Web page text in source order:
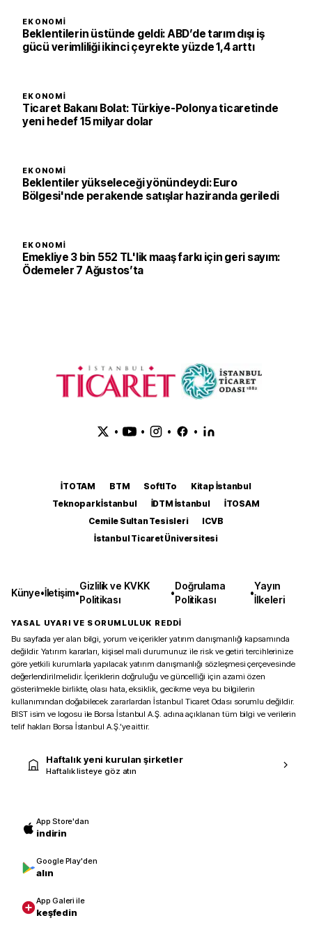
EKONOMI
Beklentilerin üstünde geldi: ABD’de tarım dışı iş
gücü verimliliği ikinci çeyrekte yüzde 1,4 arttı
EKONOMI
Ticaret Bakanı Bolat: Türkiye-Polonya ticaretinde
yeni hedef 15 milyar dolar
EKONOMI
Beklentiler yükseleceği yönündeydi: Euro
Bölgesi'nde perakende satışlar haziranda geriledi
EKONOMI
Emekliye 3 bin 552 TL'lik maaş farkı için geri sayım:
Ödemeler 7 Ağustos’ta
• • • •
İTOTAM BTM SoftITo
Kitap İstanbul
Teknopark İstanbul
İDTM İstanbul
İTOSAM
Cemile Sultan Tesisleri
ICVB
İstanbul Ticaret Üniversitesi
Künye•İletişim•
Gizlilik ve KVKK
Politikası
•
Doğrulama
Politikası
•
Yayın
İlkeleri
YASAL UYARI VE SORUMLULUK REDDİ
Bu sayfada yer alan bilgi, yorum ve içerikler yatırım danışmanlığı kapsamında
değildir. Yatırım kararları, kişisel mali durumunuz ile risk ve getiri tercihlerinize
göre yetkili kurumlarla yapılacak yatırım danışmanlığı sözleşmesi çerçevesinde
değerlendirilmelidir. İçeriklerin doğruluğu ve güncelliği için azami özen
gösterilmekle birlikte, olası hata, eksiklik, gecikme veya bu bilgilerin
kullanımından doğabilecek zararlardan İstanbul Ticaret Odası sorumlu değildir.
BIST isim ve logosu ile Borsa İstanbul A.Ş. adına açıklanan tüm bilgi ve verilerin
telif hakları Borsa İstanbul A.Ş.’ye aittir.
Haftalık yeni kurulan şirketler
Haftalık listeye göz atın
App Store'dan
indirin
Google Play'den
alın
App Galeri ile
keşfedin